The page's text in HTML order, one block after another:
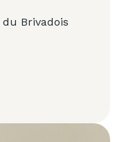
Brivadois